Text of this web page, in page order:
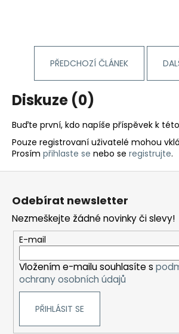
PŘEDCHOZÍ ČLÁNEK
Diskuze (0)
Buďte první, kdo napíše příspěvek k
Pouze registrovaní uživatelé mohou
Prosím přihlaste se nebo se registrujte.
Odebírat newsletter
Nezmeškejte žádné novinky či slevy!
E-mail
Vložením e-mailu souhlasíte s
ochrany osobních údajů
PŘIHLÁSIT SE